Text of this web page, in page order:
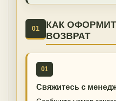
01
КАК
ВОЗВРАТ
01
Свяжитесь с